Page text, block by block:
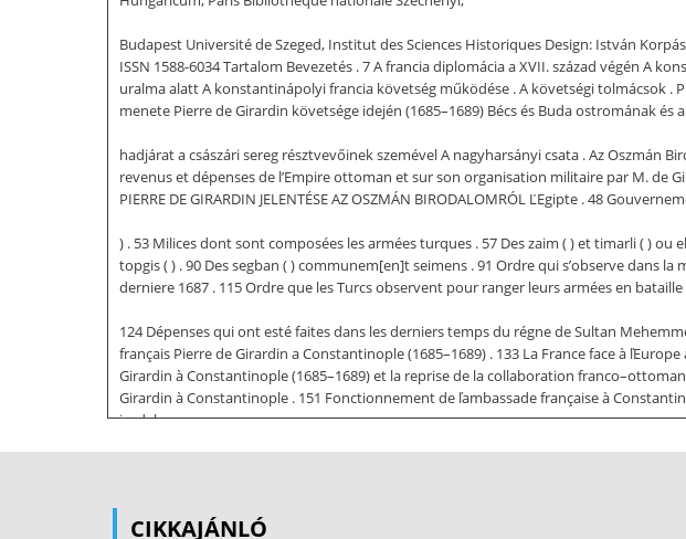
Budapest Université de Szeged, Institut des Sciences Historiques Design: István
ISSN 1588-6034 Tartalom Bevezetés . 7 A francia diplomácia a XVII. század végén A
uralma alatt A konstantinápolyi francia követség működése . A követségi tolmácsok .
menete Pierre de Girardin követsége idején (1685–1689) Bécs és Buda ostromának
hadjárat a császári sereg résztvevőinek szemével A nagyharsányi csata . Az Oszmán
revenus et dépenses de l’Empire ottoman et sur son organisation militaire par M. de
PIERRE DE GIRARDIN JELENTÉSE AZ OSZMÁN BIRODALOMRÓL ĽEgipte . 48
) . 53 Milices dont sont composées les armées turques . 57 Des zaim ( ) et timarli ( ) ou
topgis ( ) . 90 Des segban ( ) communem[en]t seimens . 91 Ordre qui s’observe dans
derniere 1687 . 115 Ordre que les Turcs observent pour ranger leurs armées en
124 Dépenses qui ont esté faites dans les derniers temps du régne de Sultan
français Pierre de Girardin a Constantinople (1685–1689) . 133 La France face à
Girardin à Constantinople (1685–1689) et la reprise de la collaboration
Girardin à Constantinople . 151 Fonctionnement de ľambassade française à
irodalom .
nagyvezíri audiencia ceremoniális részeire helyezi a hangsúlyt1 A második, egy rövid
Bóka Éva tollából látott napvilágot és Girardin 1686-ban játszott szerepét igyekszik
CIKKAJÁNLÓ